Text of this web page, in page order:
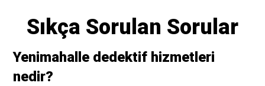
Sıkça Sorulan Sorular
Yenimahalle dedektif hizmetleri
nedir?